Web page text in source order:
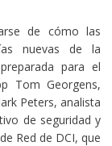
de cómo las
nuevas de la
para el
Tom Georgens,
Peters, analista
de seguridad y
Red de DCI, que